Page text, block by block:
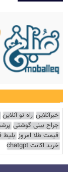
خبرآنلاین راه نو آنلاین
جراح بینی گوشتی
قیمت طلا امروز بلیط
خرید اکانت chatgpt